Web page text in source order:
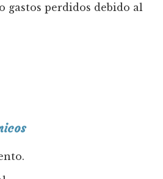
gastos perdidos debido al